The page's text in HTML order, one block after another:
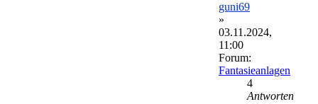
guni69
»
03.11.2024,
11:00
Forum:
Fantasieanlagen
4
Antworten